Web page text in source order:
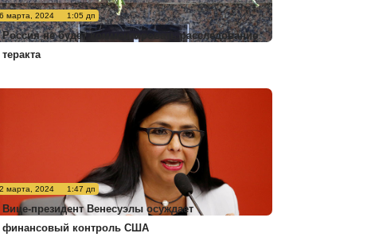
марта, 2024 1:05 дп
Россия не будет комментировать расследование
теракта
марта, 2024 1:47 дп
Вице-президент Венесуэлы осуждает
финансовый контроль США